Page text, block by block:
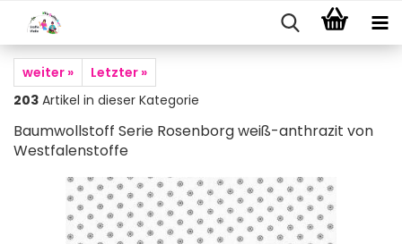
weiter »
Letzter »
203 Artikel in dieser Kategorie
Baumwollstoff Serie Rosenborg weiß-anthrazit von
Westfalenstoffe